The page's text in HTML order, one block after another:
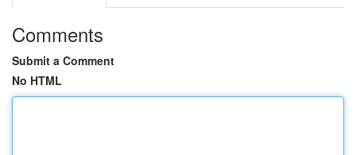
Comments
Submit a Comment
No HTML